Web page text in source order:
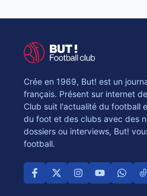
Crée en 1969, But! est un
français. Présent sur internet
Club suit l'actualité du football
du foot et des clubs avec des
dossiers ou interviews, But!
football.